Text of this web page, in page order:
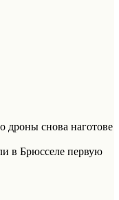
дроны снова наготове
в Брюсселе первую